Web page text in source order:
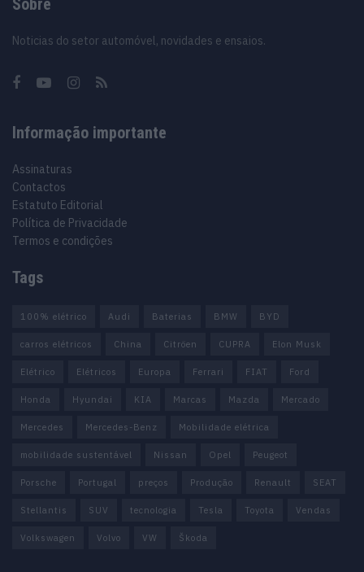
Noticias do setor automóvel, novidades e ensaios.
Informação importante
Assinaturas
Contactos
Estatuto Editorial
Política de Privacidade
Termos e condições
Tags
100% elétrico Audi Baterias BMW BYD
carros elétricos China Citröen CUPRA Elon Musk
Elétrico Elétricos Europa Ferrari FIAT Ford
Honda Hyundai KIA Marcas Mazda Mercado
Mercedes Mercedes-Benz Mobilidade elétrica
mobilidade sustentável Nissan Opel Peugeot
Porsche Portugal preços Produção Renault SEAT
Stellantis SUV tecnologia Tesla Toyota Vendas
Volkswagen Volvo VW Škoda